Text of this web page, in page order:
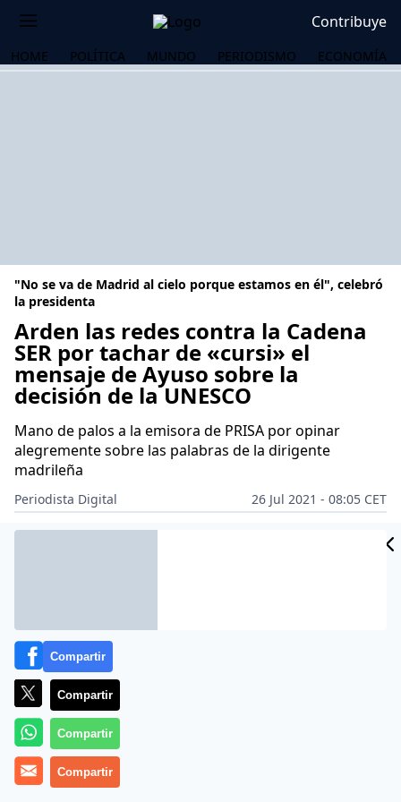
Contribuye
HOME POLÍTICA MUNDO PERIODISMO ECONOMÍA
"No se va de Madrid al cielo porque estamos en él", celebró
la presidenta
Arden las redes contra la Cadena
SER por tachar de «cursi» el
mensaje de Ayuso sobre la
decisión de la UNESCO
Mano de palos a la emisora de PRISA por opinar
alegremente sobre las palabras de la dirigente
madrileña
Periodista Digital
26 Jul 2021 - 08:05 CET
Archivado en:
Compartir
Compartir
Compartir
Compartir